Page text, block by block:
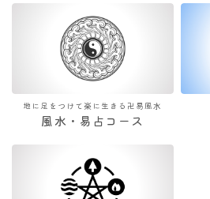
地に足をつけて楽に生きる卍易風水
風水・易占コース